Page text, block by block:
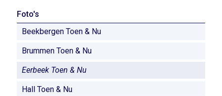
Foto's
Beekbergen Toen & Nu
Brummen Toen & Nu
Eerbeek Toen & Nu
Hall Toen & Nu